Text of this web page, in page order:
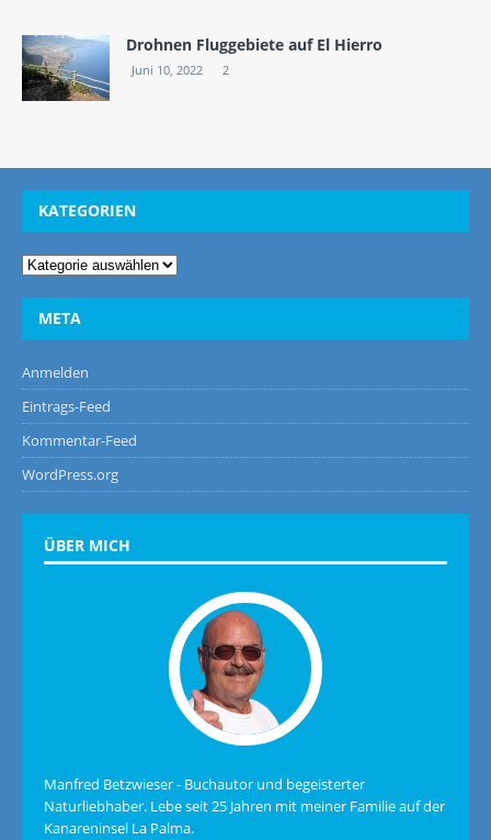
Drohnen Fluggebiete auf El Hierro
Juni 10, 2022 2
KATEGORIEN
META
Anmelden
Eintrags-Feed
Kommentar-Feed
WordPress.org
ÜBER MICH
Manfred Betzwieser - Buchautor und begeisterter
Naturliebhaber. Lebe seit 25 Jahren mit meiner Familie auf der
Kanareninsel La Palma.